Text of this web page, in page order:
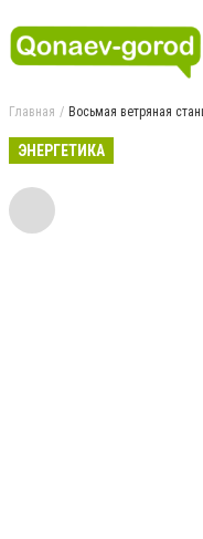
Главная Восьмая ветряная
ЭНЕРГЕТИКА